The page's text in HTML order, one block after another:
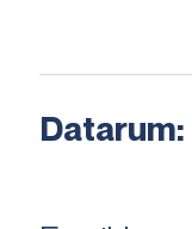
Datarum: